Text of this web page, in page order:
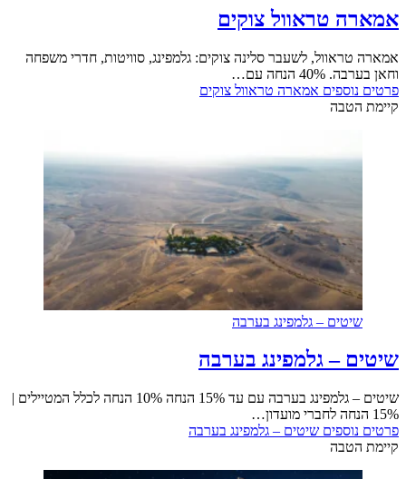
אמארה טראוול צוקים
אמארה טראוול, לשעבר סלינה צוקים: גלמפינג, סוויטות, חדרי משפחה
וחאן בערבה. 40% הנחה עם…
פרטים נוספים אמארה טראוול צוקים
קיימת הטבה
שיטים – גלמפינג בערבה
שיטים – גלמפינג בערבה
שיטים – גלמפינג בערבה עם עד 15% הנחה 10% הנחה לכלל המטיילים |
15% הנחה לחברי מועדון…
פרטים נוספים שיטים – גלמפינג בערבה
קיימת הטבה